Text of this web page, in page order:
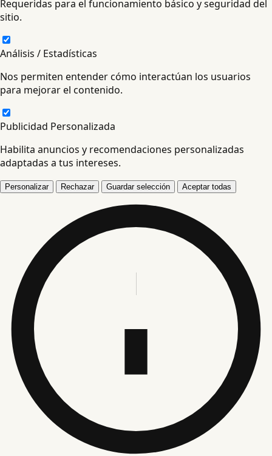
Requeridas para el funcionamiento básico y seguridad del
sitio.
Análisis / Estadísticas
Nos permiten entender cómo interactúan los usuarios
para mejorar el contenido.
Publicidad Personalizada
Habilita anuncios y recomendaciones personalizadas
adaptadas a tus intereses.
Personalizar Rechazar Guardar selección Aceptar todas